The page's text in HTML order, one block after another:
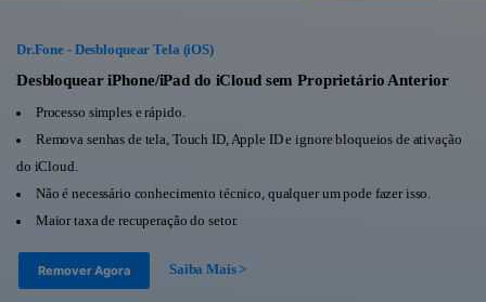
Soluções
Sobre nós
Veja Toolkit Completo >
Productos
Para PC
Para Celular
Guia & Suporte
Ações rápidas
Recursos
Transferir Dados
Entrar
Dr.Fone - Desbloquear Tela (iOS)
Desbloquear iPhone/iPad do iCloud sem Proprietário Anterior
Processo simples e rápido.
Remova senhas de tela, Touch ID, Apple ID e ignore bloqueios de ativação
do iCloud.
Não é necessário conhecimento técnico, qualquer um pode fazer isso.
Maior taxa de recuperação do setor.
Remover Agora Saiba Mais >